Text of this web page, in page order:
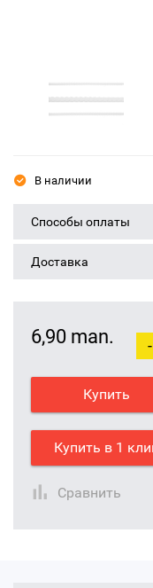
В наличии
Способы оплаты
Доставка
6,90 man. -
Купить
Купить в 1
Сравнить